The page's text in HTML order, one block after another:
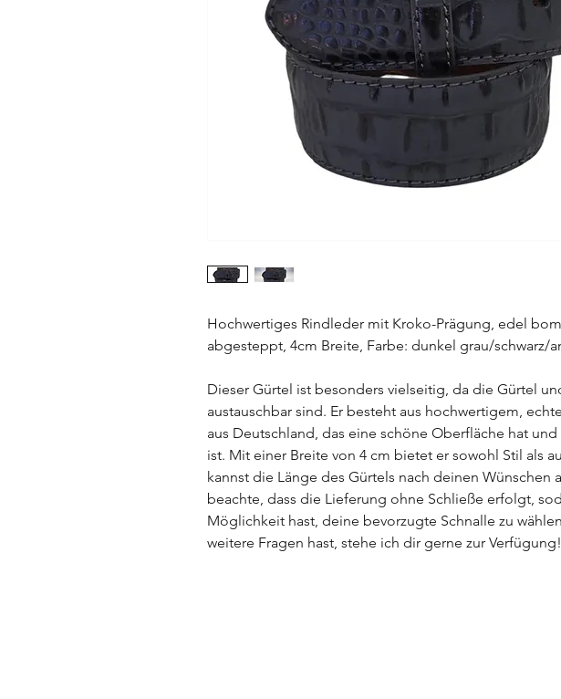
Hochwertiges Rindleder mit Kroko-Prägung, edel
abgesteppt, 4cm Breite, Farbe: dunkel grau/schwarz/
Dieser Gürtel ist besonders vielseitig, da die Gürtel
austauschbar sind. Er besteht aus hochwertigem,
aus Deutschland, das eine schöne Oberfläche hat
ist. Mit einer Breite von 4 cm bietet er sowohl Stil als
kannst die Länge des Gürtels nach deinen Wünschen
beachte, dass die Lieferung ohne Schließe erfolgt,
Möglichkeit hast, deine bevorzugte Schnalle zu
weitere Fragen hast, stehe ich dir gerne zur Verfügung!